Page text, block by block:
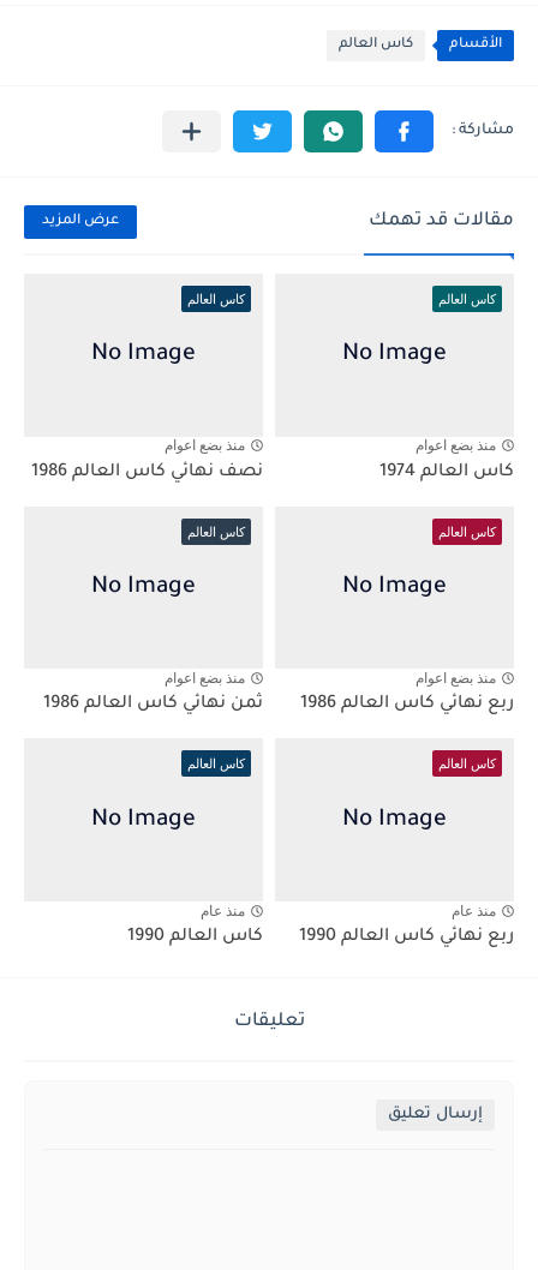
الأقسام كاس العالم
مقالات قد تهمك عرض المزيد
كاس العالم
منذ بضع اعوام
كاس العالم 1974
كاس العالم
منذ بضع اعوام
نصف نهائي كاس العالم 1986
كاس العالم
منذ بضع اعوام
ربع نهائي كاس العالم 1986
كاس العالم
منذ بضع اعوام
ثمن نهائي كاس العالم 1986
كاس العالم
منذ عام
ربع نهائي كاس العالم 1990
كاس العالم
منذ عام
كاس العالم 1990
تعليقات
إرسال تعليق